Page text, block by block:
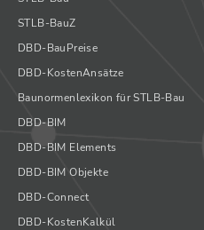
STLB-BauZ
DBD-BauPreise
DBD-KostenAnsätze
Baunormenlexikon für STLB-Bau
DBD-BIM
DBD-BIM Elements
DBD-BIM Objekte
DBD-Connect
DBD-KostenKalkül